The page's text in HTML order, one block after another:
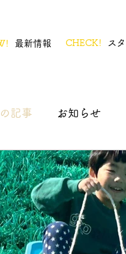
最新情報 CHECK! ス
記事 お知らせ